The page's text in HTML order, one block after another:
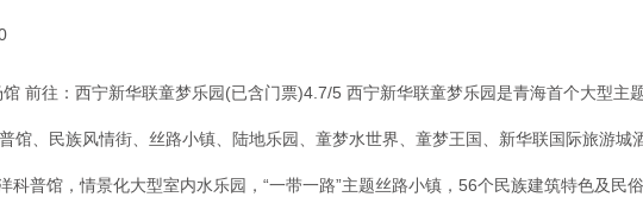
前往：西宁新华联童梦乐园(已含门票)4.7/5 西宁新华联童梦乐园是青海首个大型主
馆、民族风情街、丝路小镇、陆地乐园、童梦水世界、童梦王国、新华联国际旅游城
科普馆，情景化大型室内水乐园，“一带一路”主题丝路小镇，56个民族建筑特色及民